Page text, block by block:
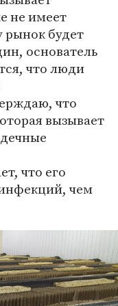
не имеет
рынок будет
основатель
что люди
что
вызывает
что его
чем